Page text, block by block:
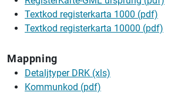
Textkod registerkarta 1000 (pdf)
Textkod registerkarta 10000 (pdf)
Mappning
Detaljtyper DRK (xls)
Kommunkod (pdf)